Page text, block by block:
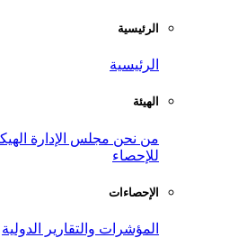
الرئيسية
الرئيسية
الهيئة
من نحن مجلس الإدارة
للإحصاء
الإحصاءات
المؤشرات والتقارير الدولية